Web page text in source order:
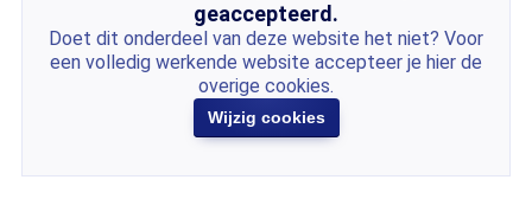
geaccepteerd.
Doet dit onderdeel van deze website het niet? Voor
een volledig werkende website accepteer je hier de
overige cookies.
Wijzig cookies